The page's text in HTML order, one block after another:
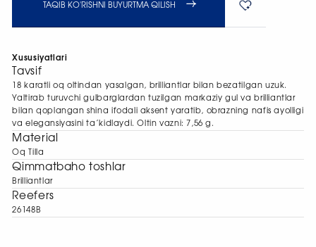
TAQIB KO'RISHNI BUYURTMA QILISH
Xususiyatlari
Tavsif
18 karatli oq oltindan yasalgan, brilliantlar bilan bezatilgan uzuk.
Yaltirab turuvchi gulbarglardan tuzilgan markaziy gul va brilliantlar
bilan qoplangan shina ifodali aksent yaratib, obrazning nafis ayolligi
va elegansiyasini ta’kidlaydi. Oltin vazni: 7,56 g.
Material
Oq Tilla
Qimmatbaho toshlar
Brilliantlar
Reefers
26148B